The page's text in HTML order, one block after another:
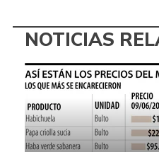
NOTICIAS